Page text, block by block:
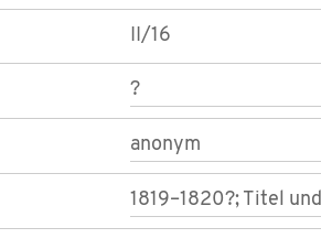
II/16
?
anonym
1819–1820?; Titel